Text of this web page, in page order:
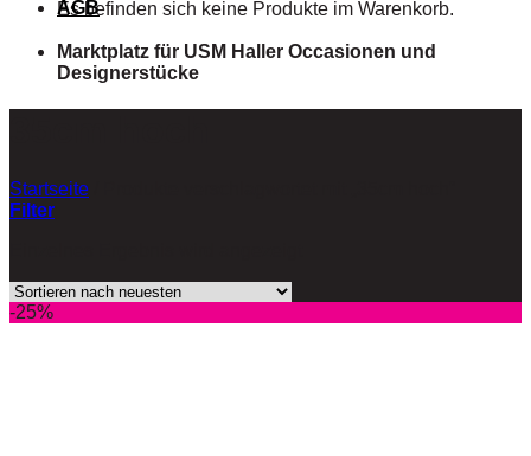
Es befinden sich keine Produkte im Warenkorb.
AGB
Marktplatz für USM Haller Occasionen und
Designerstücke
Startseite
Filter
-25%